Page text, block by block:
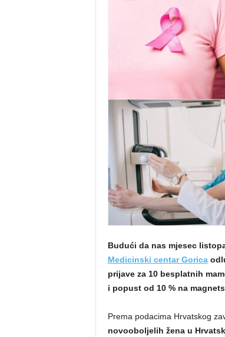
Budući da nas mjesec
Medicinski centar Gorica
prijave za 10 besplatnih
i popust od 10 % na
Prema podacima Hrvatskog
novooboljelih žena u